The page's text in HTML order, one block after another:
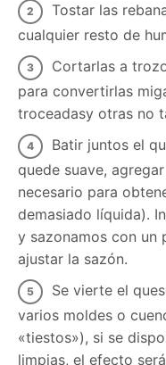
Tostar las
cualquier resto de
Cortarlas a
para convertirlas
troceadasy otras no
Batir juntos el
quede suave,
necesario para
demasiado líquida).
y sazonamos con un
ajustar la sazón.
Se vierte el
varios moldes o
«tiestos»), si se
limpias, el efecto